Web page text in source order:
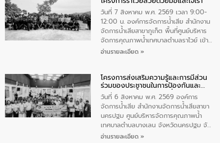
ผู้ใหญ่บ้านยอดเยี่ยม พร้อมกล่าวชื่นชม ให้
โอวาท และมอบนโยบาย
วันที่ 7 สิงหาคม พ.ศ. 2569 เวลา 9:00-
12:00 น. องค์การจัดการน้ำเสีย สำนักงาน
จัดการน้ำเสียสาขาภูเก็ต พื้นที่ศูนย์บริหาร
จัดการคุณภาพน้ำเทศบาลตำบลราไวย์ เข้า
ร่วมโครงการราไวย์สวยด้วยมือและใจเรา
ประชาชน ตัวแทนจากโรงแรมต่างๆ ในเขต
เทศบาลตำบลราไวย์ ศูนย์บริหารจัดการ
คุณภาพน้ำเทศบาลตำบลราไวย์ นำโดยนาย
น้อย แก้วเศษ ผู้จัดการสำนักงานจัดการน้ำ
เสียสาขาภูเก็ต พร้อมด้วยเจ้าหน้าที่ จำนวน
5 คน ร่วมทำกิจกรรม ทำความสะอาด
ชายหาดและแหล่งท่องเที่ยว ณ บริเวณ
อ่านรายละเอียด »
โครงการส่งเสริมความรู้และการมีส่วน
ร่วมของประชาชนในการป้องกันและ
แก้ไขปัญหาน้ำเสียอย่างยั่งยืน
วันที่ 6 สิงหาคม พ.ศ. 2569 องค์การ
จัดการน้ำเสีย สำนักงานจัดการน้ำเสียสาขา
นครปฐม ศูนย์บริหารจัดการคุณภาพน้ำ
เทศบาลตำบลบางเลน จังหวัดนครปฐม จัด
กิจกรรมภายใต้โครงการส่งเสริมความรู้และ
อ่านรายละเอียด »